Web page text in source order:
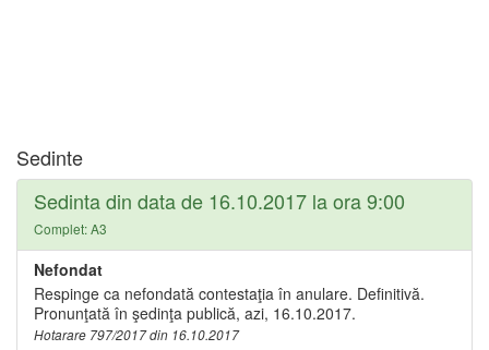
Sedinte
Sedinta din data de 16.10.2017 la ora 9:00
Complet: A3
Nefondat
Respinge ca nefondată contestaţia în anulare. Definitivă.
Pronunţată în şedinţa publică, azi, 16.10.2017.
Hotarare 797/2017 din 16.10.2017